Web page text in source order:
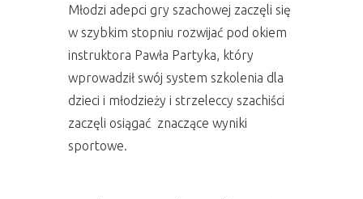
Młodzi adepci gry szachowej zaczęli się
w szybkim stopniu rozwijać pod okiem
instruktora Pawła Partyka, który
wprowadził swój system szkolenia dla
dzieci i młodzieży i strzeleccy szachiści
zaczęli osiągać znaczące wyniki
sportowe.